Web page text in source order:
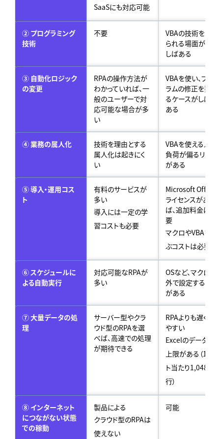
SaaSにも対応可能
② プログラミング
技術
不要
VBAの技術を求め
られる場面がしば
しばある
③ 自動化ロジック
の変更
RPAの操作方法が
わかっていれば、一
般のユーザーで対
応可能な場合が多
い
VBAを使い、プロ
ラムの修正を要す
るケースがしばし
ある
④ 業務の属人化
技術を理由とする
属人化は起きにく
い
VBAを使える人に
負荷が偏るリスク
がある
⑤ 導入・運用コス
ト
有料のサービスが
多い
導入には一定の学
習コストも必要
Microsoft Office
ライセンスがあれ
ば、追加料金は不
要
マクロやVBAを学
ぶコストは必要
⑥ スケジュールに
よる自動実行
対応可能なRPAが
多い
OSなど、マクロ以
外で設定する必要
がある
⑦ 大量データの処
理
サーバー型やクラ
ウド型のRPAを選
べば、高速での処理
が期待できる
RPAよりも遅くな
やすい
Excelのデータ量
上限がある（1シー
ト当たり
行）
⑧ インターネット
につながない状態
での稼動
製品による
クラウド型のRPAは
使えない
可能